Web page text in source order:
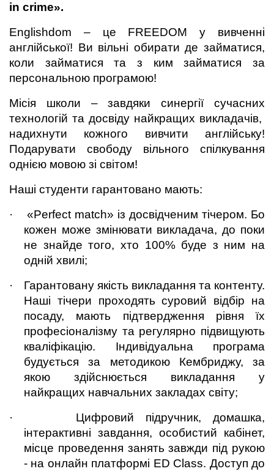
in crime».
Englishdom – це FREEDOM у вивченні
англійської! Ви вільні обирати де займатися,
коли займатися та з ким займатися за
персональною програмою!
Місія школи – завдяки синергії сучасних
технологій та досвіду найкращих викладачів,
надихнути кожного вивчити англійську!
Подарувати свободу вільного спілкування
однією мовою зі світом!
Наші студенти гарантовано мають:
·
«Perfect match» із досвідченим тічером. Бо
кожен може змінювати викладача, до поки
не знайде того, хто 100% буде з ним на
одній хвилі;
·
Гарантовану якість викладання та контенту.
Наші тічери проходять суровий відбір на
посаду, мають підтвердження рівня їх
професіоналізму та регулярно підвищують
кваліфікацію. Індивідуальна програма
будується за методикою Кембриджу, за
якою здійснюється викладання у
найкращих навчальних закладах світу;
·
Цифровий підручник, домашка,
інтерактивні завдання, особистий кабінет,
місце проведення занять завжди під рукою
- на онлайн платформі ED Class. Доступ до